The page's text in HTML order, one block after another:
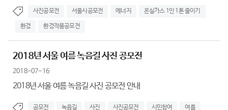
사진공모전 서울시공모전 에너지 온실가스 1인 1톤 줄이기
환경 환경작품공모전
2018년 서울 여름 녹음길 사진 공모전
2018-07-16
2018년 서울 여름 녹음길 사진 공모전 안내
공모전 녹음길 사진 사진공모전 시민참여 여름